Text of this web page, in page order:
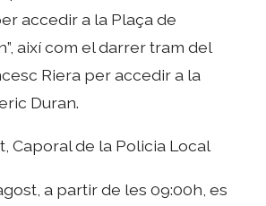
accedir a la Plaça de
així com el darrer tram del
Riera per accedir a la
Duran.
Caporal de la Policia Local
a partir de les 09:00h, es